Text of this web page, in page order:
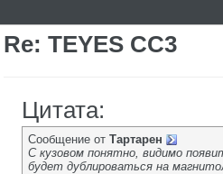
Re: TEYES CC3
Цитата:
Сообщение от Тартарен
С кузовом понятно, видимо
будет дублироваться на